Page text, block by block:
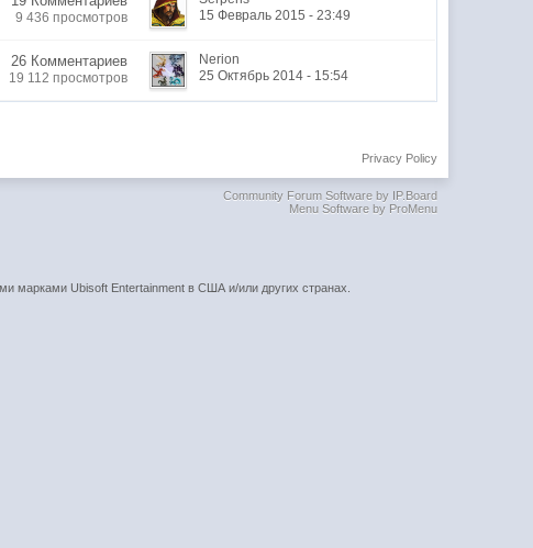
9 436 просмотров
15 Февраль 2015 - 23:49
26 Комментариев
19 112 просмотров
Nerion
25 Октябрь 2014 - 15:54
Privacy Policy
Community Forum Software by IP.Board
Menu Software by ProMenu
марками Ubisoft Entertainment в США и/или других странах.